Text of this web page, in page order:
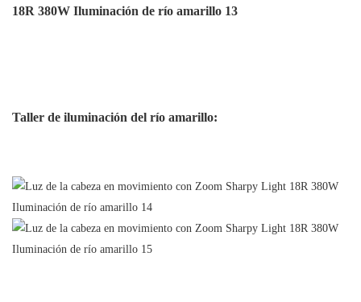
Taller de iluminación del río amarillo: